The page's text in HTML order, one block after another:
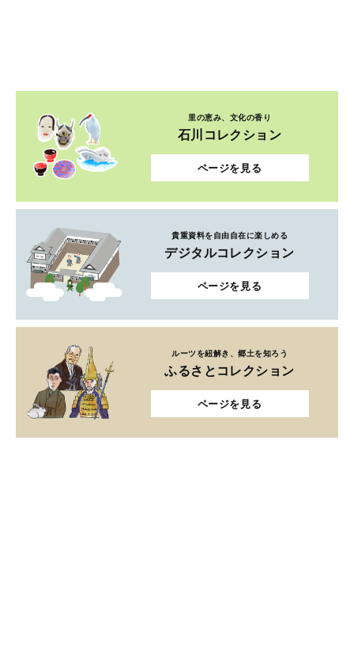
里の恵み、文化の香り
石川コレクション
ページを見る
貴重資料を自由自在に楽しめる
デジタルコレクション
ページを見る
ルーツを紐解き、郷土を知ろう
ふるさとコレクション
ページを見る